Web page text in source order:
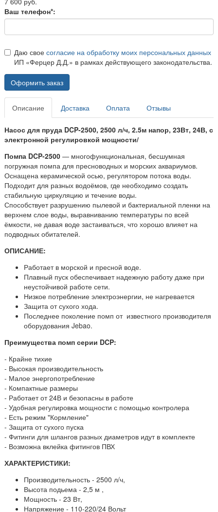
Ваш телефон*:
Даю свое согласие на обработку моих персональных данных
ИП «Ферцер Д.Д.» в рамках действующего законодательства.
Оформить заказ
Описание Доставка Оплата Отзывы
Насос для пруда DCP-2500, 2500 л/ч, 2.5м напор, 23Вт, 24В, с
электронной регулировкой мощности/
Помпа DCP-2500 — многофункциональная, бесшумная
погружная помпа для пресноводных и морских аквариумов.
Оснащена керамической осью, регулятором потока воды.
Подходит для разных водоёмов, где необходимо создать
стабильную циркуляцию и течение воды.
Способствует разрушению пылевой и бактериальной пленки на
верхнем слое воды, выравниванию температуры по всей
ёмкости, не давая воде застаиваться, что хорошо влияет на
подводных обитателей.
ОПИСАНИЕ:
Работает в морской и пресной воде.
Плавный пуск обеспечивает надежную работу даже при
неустойчивой работе сети.
Низкое потребление электроэнергии, не нагревается
Защита от сухого хода.
Последнее поколение помп от известного производителя
оборудования Jebao.
Преимущества помп серии DCP:
- Крайне тихие
- Высокая производительность
- Малое энергопотребление
- Компактные размеры
- Работает от 24В и безопасны в работе
- Удобная регулировка мощности с помощью контролера
- Есть режим "Кормление"
- Защита от сухого пуска
- Фитинги для шлангов разных диаметров идут в комплекте
- Возможна вклейка фитингов ПВХ
ХАРАКТЕРИСТИКИ:
Производительность - 2500 л/ч,
Высота подьема - 2,5 м ,
Мощность - 23 Вт,
Напряжение - 110-220/24 Вольт